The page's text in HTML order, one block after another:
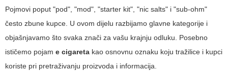
Pojmovi poput "pod", "mod", "starter kit", "nic salts" i "sub-ohm"
često zbune kupce. U ovom dijelu razbijamo glavne kategorije i
objašnjavamo što svaka znači za vašu krajnju odluku. Posebno
ističemo pojam e cigareta kao osnovnu oznaku koju tražilice i kupci
koriste pri pretraživanju proizvoda i informacija.